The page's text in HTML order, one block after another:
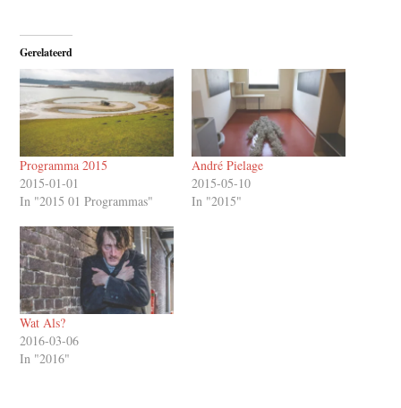
Gerelateerd
Programma 2015
2015-01-01
In "2015 01 Programmas"
André Pielage
2015-05-10
In "2015"
Wat Als?
2016-03-06
In "2016"